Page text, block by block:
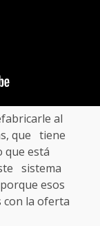
al
que tiene
que está
sistema
esos
con la oferta